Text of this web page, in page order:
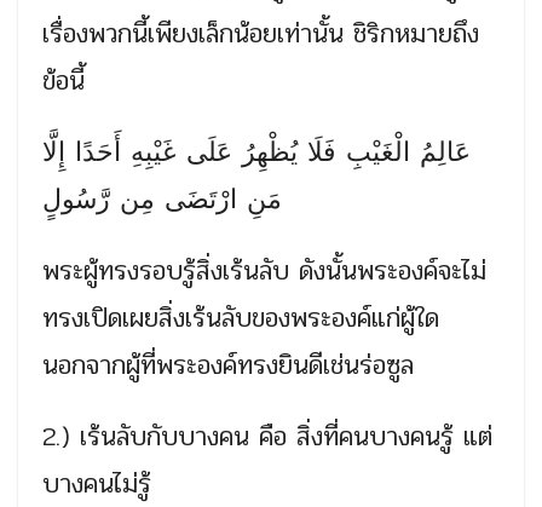
เรื่องพวกนี้เพียงเล็กน้อยเท่านั้น ชิริกหมายถึง
ข้อนี้
عَالِمُ الْغَيْبِ فَلَا يُظْهِرُ عَلَى غَيْبِهِ أَحَدًا إِلَّا
مَنِ ارْتَضَى مِن رَّسُولٍ
พระผู้ทรงรอบรู้สิ่งเร้นลับ ดังนั้นพระองค์จะไม่
ทรงเปิดเผยสิ่งเร้นลับของพระองค์แก่ผู้ใด
นอกจากผู้ที่พระองค์ทรงยินดีเช่นร่อซูล
2.) เร้นลับกับบางคน คือ สิ่งที่คนบางคนรู้ แต่
บางคนไม่รู้